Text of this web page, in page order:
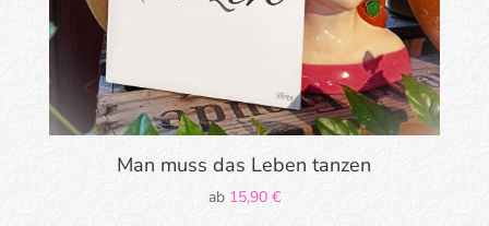
Man muss das Leben tanzen
ab 15,90 €